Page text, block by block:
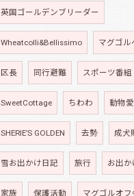
英国ゴールデンブリーダー
Wheatcolli&Bellissimo マグゴル
区長 同行避難 スポーツ番組
SweetCottage ちわわ 動物
SHERIE’S GOLDEN 去勢 成犬
雪お出かけ日記 旅行 お出か
家族 保護活動 マグゴルオフ